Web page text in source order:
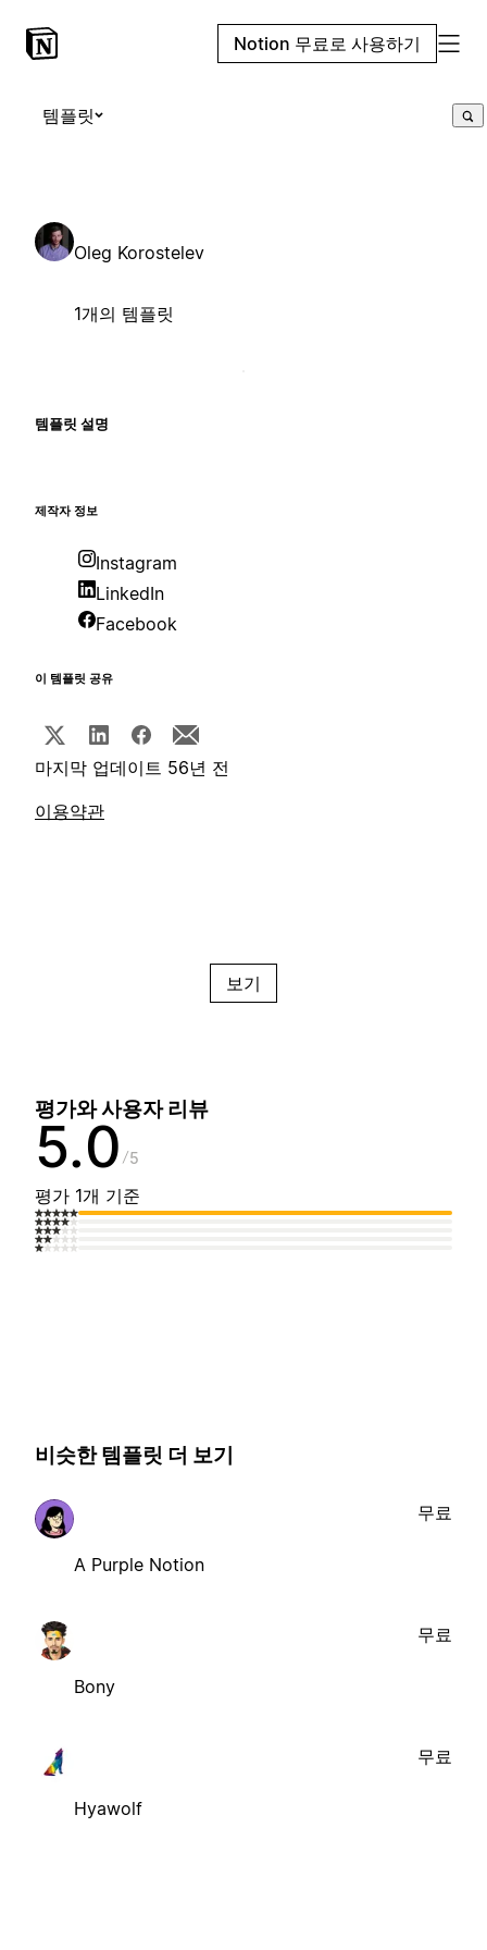
Notion 무료로 사용하기
템플릿
Oleg Korostelev
1개의 템플릿
템플릿 설명
제작자 정보
Instagram
LinkedIn
Facebook
이 템플릿 공유
마지막 업데이트 56년 전
이용약관
보기
평가와 사용자 리뷰
5.0 5
평가 1개 기준
비슷한 템플릿 더 보기
A Purple Notion
무료
Bony
무료
Hyawolf
무료